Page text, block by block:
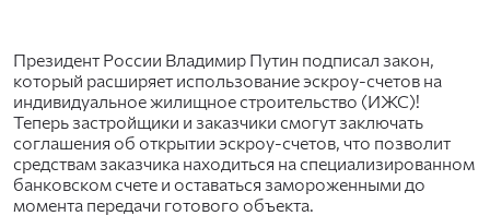
Президент России Владимир Путин подписал закон,
который расширяет использование эскроу-счетов на
индивидуальное жилищное строительство (ИЖС)!
Теперь застройщики и заказчики смогут заключать
соглашения об открытии эскроу-счетов, что позволит
средствам заказчика находиться на специализированном
банковском счете и оставаться замороженными до
момента передачи готового объекта.